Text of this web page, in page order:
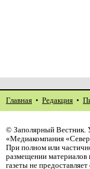
Главная • Редакция •
© Заполярный Вестник.
«Медиакомпания
При полном или
размещении материалов
газеты не